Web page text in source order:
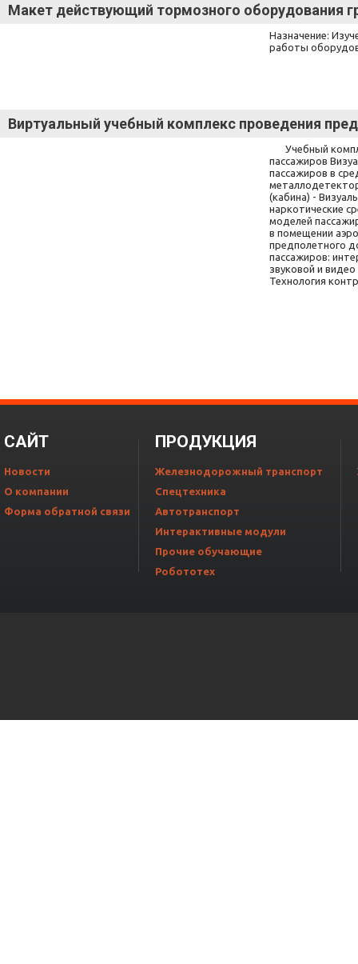
Макет действующий тормозного оборудования
Назначение:
работы
Виртуальный учебный комплекс проведения
Учебный
пассажиров
пассажиров в
(кабина) -
наркотические
моделей
в помещении
предполетного
пассажиров:
звуковой и
Технология
CАЙТ
Новости
О компании
Форма обратной связи
ПРОДУКЦИЯ
Железнодорожный транспорт
Спецтехника
Автотранспорт
Интерактивные модули
Прочие обучающие
Робототех